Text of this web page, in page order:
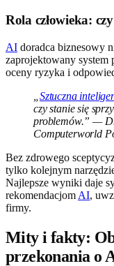
Rola człowieka:
AI doradca biznesowy
zaprojektowany system
oceny ryzyka i
Sztuczna
czy stanie się
problemów.” —
Computerworld
Bez zdrowego
tylko kolejnym
Najlepsze wyniki daje
rekomendacjom AI,
firmy.
Mity i fakty:
przekonania o